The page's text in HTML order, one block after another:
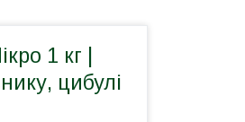
1 кг |
цибулі